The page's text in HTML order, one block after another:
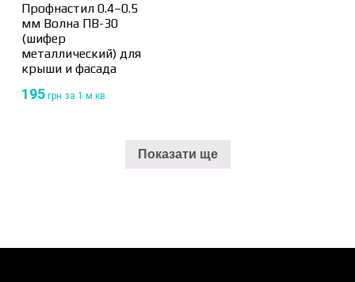
Профнастил 0.4–0.5
мм Волна ПВ-30
(шифер
металлический) для
крыши и фасада
195 грн за 1 м.кв.
Показати ще